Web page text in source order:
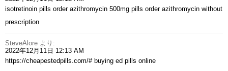
isotretinoin pills order azithromycin 500mg pills order azithromycin without
prescription
SteveAlore より:
2022年12月11日 12:13 AM
https://cheapestedpills.com/#buying ed pills online